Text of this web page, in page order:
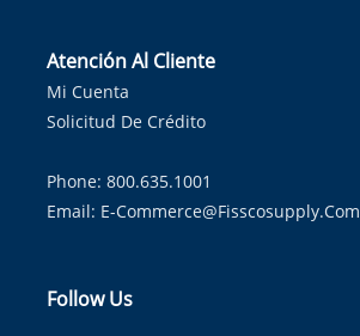
Atención Al Cliente
Mi Cuenta
Solicitud De Crédito
Phone: 800.635.1001
Email: E-Commerce@fisscosupply.com
Follow Us